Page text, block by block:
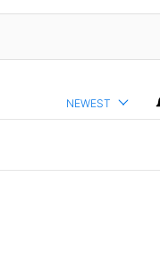
NEWEST
with 1 comment.